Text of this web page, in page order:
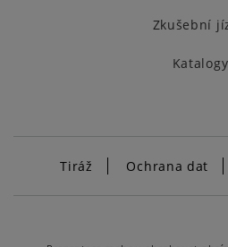
Zkušební
Katalogy
Tiráž Ochrana dat